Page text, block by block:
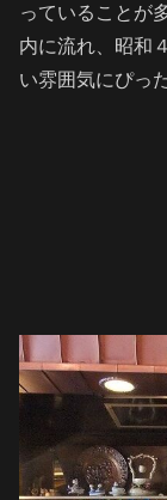
っていることが
内に流れ、昭和
い雰囲気にぴっ